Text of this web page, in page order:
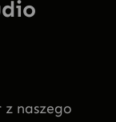
naszego